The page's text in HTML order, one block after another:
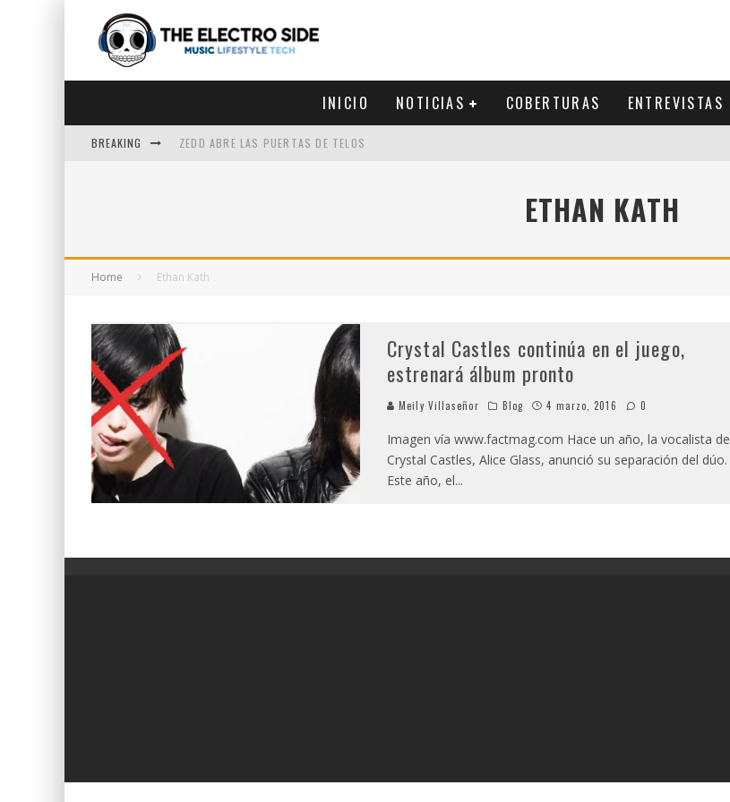
INICIO NOTICIAS COBERTURAS ENTREVISTAS
BREAKING ZEDD ABRE LAS PUERTAS DE TELOS
ETHAN KATH
Home Ethan Kath
Crystal Castles continúa en el juego,
estrenará álbum pronto
Meily Villaseñor Blog 4 marzo, 2016 0
Imagen vía www.factmag.com Hace un año, la vocalista de
Crystal Castles, Alice Glass, anunció su separación del dúo.
Este año, el...